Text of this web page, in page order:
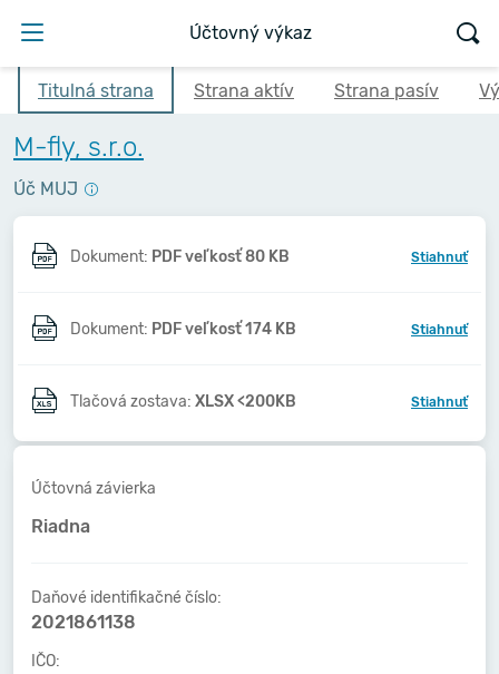
Účtovný výkaz
Titulná strana Strana aktív Strana pasív
M-fly, s.r.o.
Úč MUJ
Dokument: PDF veľkosť 80 KB Stiahnuť
Dokument: PDF veľkosť 174 KB Stiahnuť
Tlačová zostava: XLSX <200KB Stiahnuť
Účtovná závierka
Riadna
Daňové identifikačné číslo:
2021861138
IČO: